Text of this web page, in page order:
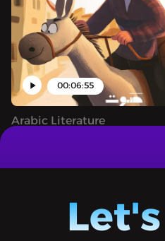
00:06:55
Arabic Literature
astonishing feats, and
adventures.